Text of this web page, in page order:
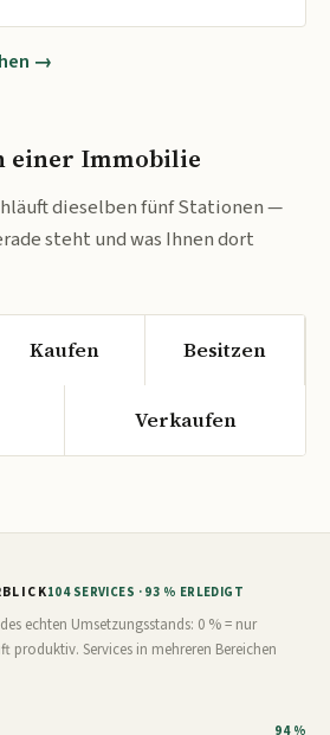
→
einer Immobilie
dieselben fünf Stationen —
steht und was Ihnen dort
Kaufen Besitzen
Verkaufen
104 SERVICES · 93 % ERLEDIGT
echten Umsetzungsstands: 0 % = nur
produktiv. Services in mehreren Bereichen
94 %